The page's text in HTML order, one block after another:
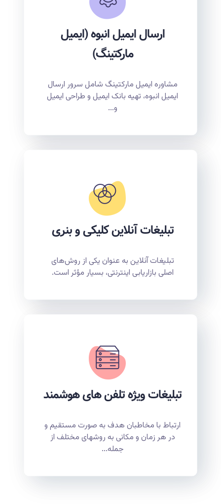
ارسال ایمیل انبوه (ایمیل
مارکتینگ)
مشاوره ایمیل مارکتینگ شامل سرور ارسال
ایمیل انبوه، تهیه بانک ایمیل و طراحی ایمیل
و...
تبلیغات آنلاین کلیکی و بنری
تبلیغات آنلاین به عنوان یکی از روش‌های
اصلی بازاریابی اینترنتی، بسیار مؤثر است.
تبلیغات ویژه تلفن های هوشمند
ارتباط با مخاطبان هدف به صورت مستقیم و
در هر زمان و مکانی به روشهای مختلف از
جمله...